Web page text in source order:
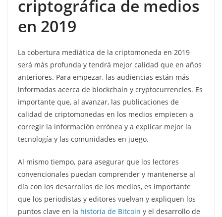
criptográfica de medios
en 2019
La cobertura mediática de la criptomoneda en 2019
será más profunda y tendrá mejor calidad que en años
anteriores. Para empezar, las audiencias están más
informadas acerca de blockchain y cryptocurrencies. Es
importante que, al avanzar, las publicaciones de
calidad de criptomonedas en los medios empiecen a
corregir la información errónea y a explicar mejor la
tecnología y las comunidades en juego.
Al mismo tiempo, para asegurar que los lectores
convencionales puedan comprender y mantenerse al
día con los desarrollos de los medios, es importante
que los periodistas y editores vuelvan y expliquen los
puntos clave en la historia de Bitcoin y el desarrollo de